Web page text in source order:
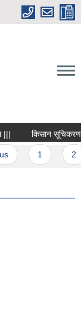
किसान सूचिकरण